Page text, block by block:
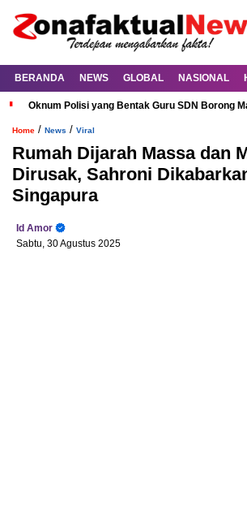
BERANDA NEWS GLOBAL NASIONAL
Oknum Polisi yang Bentak Guru SDN Borong
Home / News / Viral
Rumah Dijarah Massa dan
Dirusak, Sahroni
Singapura
Id Amor
Sabtu, 30 Agustus 2025